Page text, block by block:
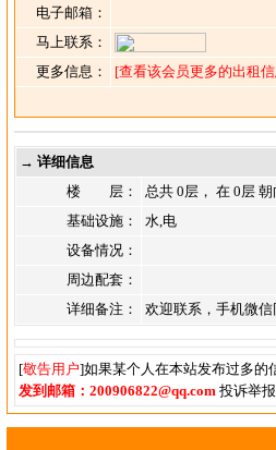
电子邮箱：
马上联系：
更多信息：
[查看该会员更多的出租
→ 详细信息
楼 层：
总共 0层， 在 0层 朝
基础设施：
水,电
设备情况：
周边配套：
详细备注：
欢迎联系，手机微信
[敬告用户]如果某个人在本站发布过多的
发到邮箱：200906822@qq.com 投诉举报